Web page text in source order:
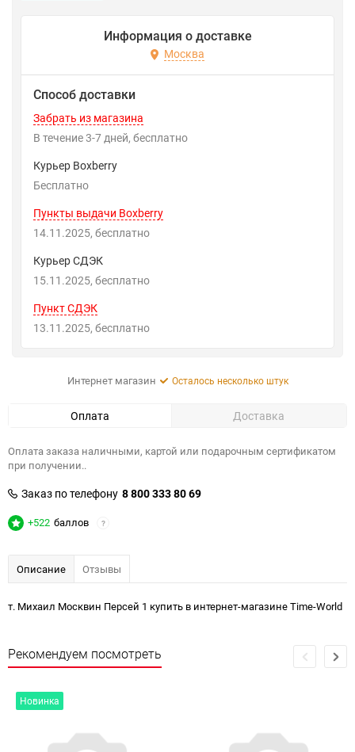
Информация о доставке
Москва
Способ доставки
Забрать из магазина
В течение3-7 дней Бесплатно
Курьер Boxberry
Бесплатно
Пункты выдачи Boxberry
14.11.2025
Бесплатно
Курьер СДЭК
15.11.2025
Бесплатно
Пункт СДЭК
13.11.2025
Бесплатно
Интернет магазин Осталось несколько штук
Оплата Доставка
Оплата заказа наличными, картой или подарочным сертификатом
при получении..
Заказ по телефону 8 800 333 80 69
+522 баллов ?
Описание Отзывы
т. Михаил Москвин Персей 1 купить в интернет-магазине Time-World
Рекомендуем посмотреть
Новинка